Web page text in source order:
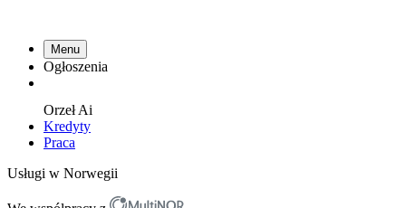
Menu
Ogłoszenia
OrzełAi
Kredyty
Praca
Usługi w Norwegii